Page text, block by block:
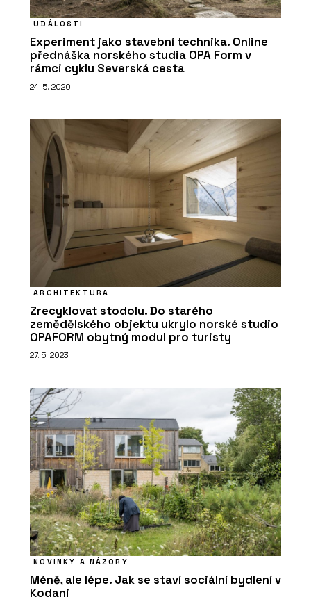
UDÁLOSTI
Experiment jako stavební technika. Online
přednáška norského studia OPA Form v
rámci cyklu Severská cesta
24. 5. 2020
ARCHITEKTURA
Zrecyklovat stodolu. Do starého
zemědělského objektu ukrylo norské studio
OPAFORM obytný modul pro turisty
27. 5. 2023
NOVINKY A NÁZORY
Méně, ale lépe. Jak se staví sociální bydlení v
Kodani